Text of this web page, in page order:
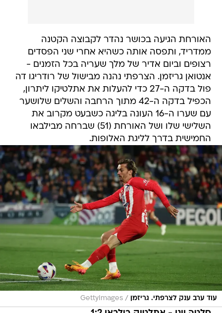
האורחת הגיעה בכושר נהדר לקבוצה הקטנה
ממדריד, ותפסה אותה כשהיא אחרי שני הפסדים
רצופים וביום אדיר של מלך שעריה בכל הזמנים -
אנטואן גריזמן. הצרפתי נהנה מבישול של רודריגו דה
פול בדקה ה-27 כדי להעלות את אתלטיקו ליתרון,
הכפיל בדקה ה-42 מתוך הרחבה והשלים שלושער
עם שערו ה-16 העונה בליגה כשבעט מקרוב את
השלישי שלו ושל האורחת (51) שברחה מבילבאו
החמישית בדרך לליגת האלופות.
עוד ערב ענק לצרפתי. גריזמן /
GettyImages